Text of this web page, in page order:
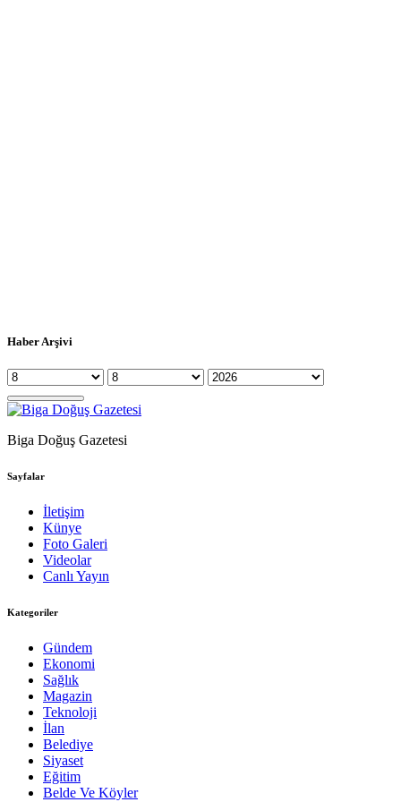
Haber Arşivi
Biga Doğuş Gazetesi
Sayfalar
İletişim
Künye
Foto Galeri
Videolar
Canlı Yayın
Kategoriler
Gündem
Ekonomi
Sağlık
Magazin
Teknoloji
İlan
Belediye
Siyaset
Eğitim
Belde Ve Köyler